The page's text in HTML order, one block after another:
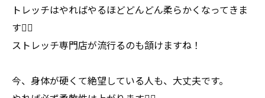
トレッチはやればやるほどどんどん柔らかくなってきま
す🙆‍♂️
ストレッチ専門店が流行るのも頷けますね！
今、身体が硬くて絶望している人も、大丈夫です。